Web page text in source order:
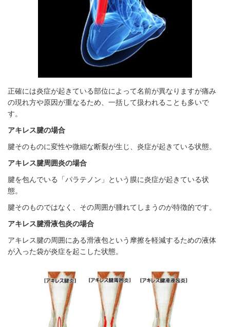
正確には炎症が起きている部位によって名前が異なりますが痛み
の現れ方や原因が重なるため、一括して扱われることも多いで
す。
アキレス腱の場合
腱そのものに変性や微細な断裂が生じ、炎症が起きている状態。
アキレス腱周囲炎の場合
腱を包んでいる「パラテノン」という膜に炎症が起きている状
態。
腱そのものではなく、その周囲が腫れてしまうのが特徴的です。
アキレス腱滑液包炎の場合
アキレス腱の周囲にある滑液包という摩擦を軽減するための液体
が入った袋が炎症を起こした状態。